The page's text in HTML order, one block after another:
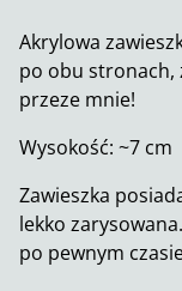
Akrylowa
po obu stronach,
przeze mnie!
Wysokość: ~7 cm
Zawieszka
lekko
po pewnym